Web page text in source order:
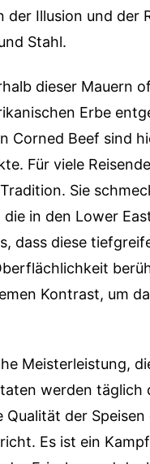
Illusion und der
Stahl.
dieser Mauern
Erbe
Corned Beef sind
Für viele
Sie
in den Lower
dass diese
Kontrast, um
Meisterleistung,
werden täglich
der Speisen
Es ist ein